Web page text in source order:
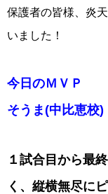
保護者の皆様、炎
いました！
今日のＭＶＰ
そうま(中比恵校)
１試合目から最
く、縦横無尽に